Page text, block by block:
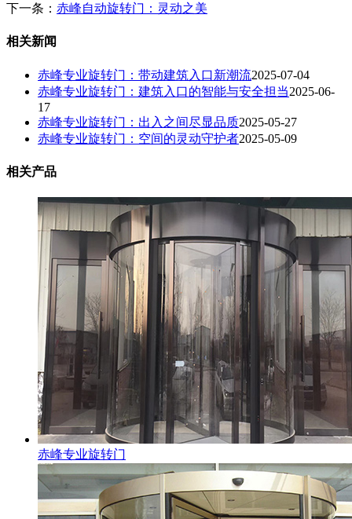
下一条： 赤峰自动旋转门：灵动之美
相关新闻
赤峰专业旋转门：带动建筑入口新潮流​2025-07-04
赤峰专业旋转门：建筑入口的智能与安全担当2025-06-
17
赤峰专业旋转门：出入之间尽显品质2025-05-27
赤峰专业旋转门：空间的灵动守护者2025-05-09
相关产品
赤峰专业旋转门